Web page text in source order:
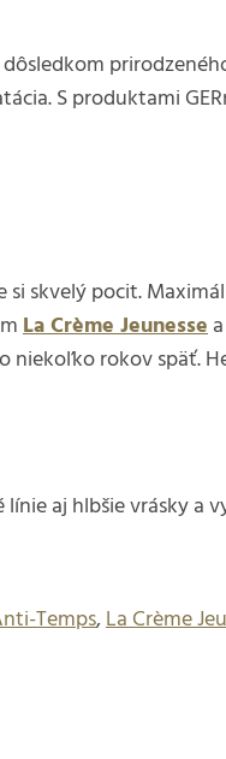
S produktami
si skvelý pocit.
La Crème Jeunesse
rokov späť.
aj hlbšie vrásky a
Temps,La Crème